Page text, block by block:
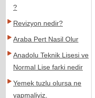
?
Revizyon nedir?
Araba Pert Nasil Olur
Anadolu Teknik Lisesi ve
Normal Lise farki nedir
Yemek tuzlu olursa ne
yapmaliyiz.